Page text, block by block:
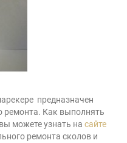
предназначен
ремонта. Как выполнять
можете узнать на сайте
ремонта сколов и